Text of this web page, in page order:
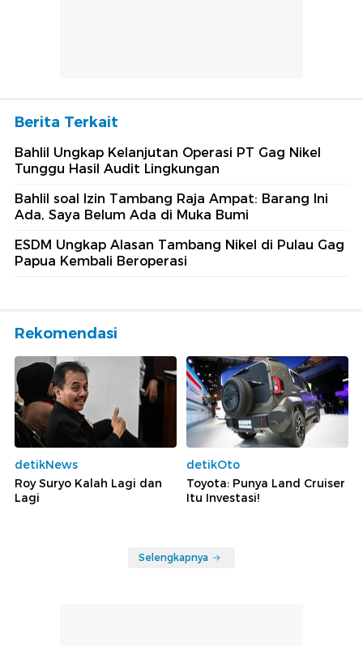
Berita Terkait
Bahlil Ungkap Kelanjutan Operasi PT Gag Nikel
Tunggu Hasil Audit Lingkungan
Bahlil soal Izin Tambang Raja Ampat: Barang Ini
Ada, Saya Belum Ada di Muka Bumi
ESDM Ungkap Alasan Tambang Nikel di Pulau Gag
Papua Kembali Beroperasi
Rekomendasi
detikNews
Roy Suryo Kalah Lagi dan
Lagi
detikOto
Toyota: Punya Land Cruiser
Itu Investasi!
Selengkapnya